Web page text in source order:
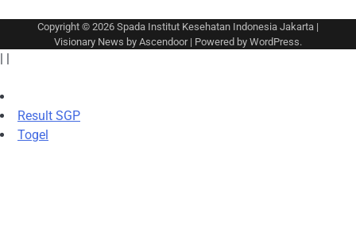
Copyright © 2026 Spada Institut Kesehatan Indonesia Jakarta |
Visionary News by Ascendoor| Powered by WordPress.
| |
Result SGP
Togel